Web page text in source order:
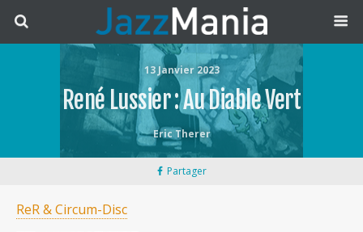
13 Janvier 2023
René Lussier : Au Diable Vert
Eric Therer
Partager
ReR & Circum-Disc